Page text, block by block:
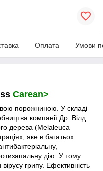
Оплата Умови
Carean>
порожниною. У складі
компанії Др. Вілд
дерева (Melaleuca
яке в багатьох
дію. У тому
вірусу грипу. Ефективність